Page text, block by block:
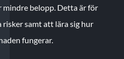
belopp. Detta är för
samt att lära sig hur
fungerar.